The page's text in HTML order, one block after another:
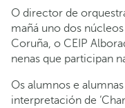
O director de
mañá uno dos
Coruña, o CEIP
nenas que participan
Os alumnos e
interpretación de